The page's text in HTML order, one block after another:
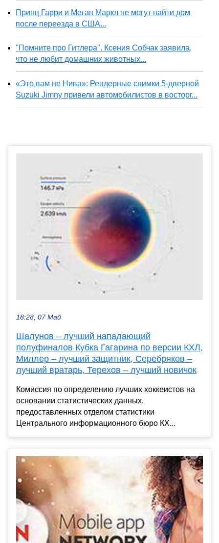
Принц Гарри и Меган Маркл не могут найти дом
после переезда в США...
"Помните про Гитлера". Ксения Собчак заявила,
что не любит домашних животных...
«Это вам не Нива»: Рендерные снимки 5-дверной
Suzuki Jimny привели автомобилистов в восторг...
18:28, 07 Май
Шалунов – лучший нападающий
полуфиналов Кубка Гагарина по версии КХЛ,
Миллер – лучший защитник, Серебряков –
лучший вратарь, Терехов – лучший новичок
Комиссия по определению лучших хоккеистов на
основании статистических данных,
предоставленных отделом статистики
Центрального информационного бюро КХ...